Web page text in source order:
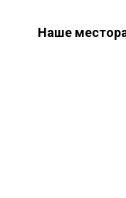
Наше